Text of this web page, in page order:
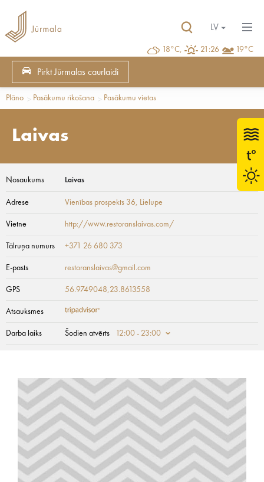
18°C, 21:26 19°C
LV
Pirkt Jūrmalas caurlaidi
Plāno Pasākumu rīkošana Pasākumu vietas
Laivas
Nosaukums Laivas
Adrese Vienības prospekts 36, Lielupe
Vietne http://www.restoranslaivas.com/
Tālruņa numurs +371 26 680 373
E-pasts restoranslaivas@gmail.com
GPS 56.9749048,23.8613558
Atsauksmes
Darba laiks Šodien atvērts 12:00 - 23:00